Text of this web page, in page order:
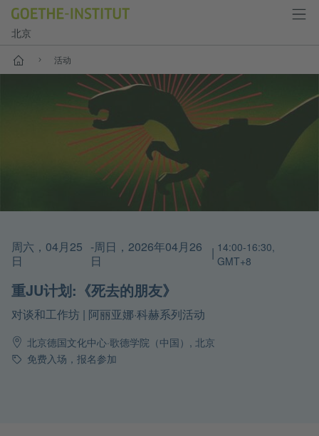
北京
首页 活动
周六，04月25
日
-周日，2026年04月26
日
14:00-16:30,
GMT+8
重JU计划:《死去的朋友》
对谈和工作坊 | 阿丽亚娜·科赫系列活动
北京德国文化中心·歌德学院（中国）, 北京
消费免费入场，报名参加